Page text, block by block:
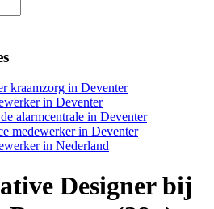
kraamzorg in Deventer
in Deventer
alarmcentrale in Deventer
medewerker in Deventer
in Nederland
Designer bij